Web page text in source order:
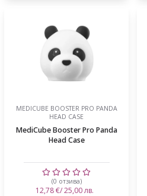
MEDICUBE BOOSTER PRO PANDA
HEAD CASE
MediCube Booster Pro Panda
Head Case
(0 отзива)
12,78 €/ 25,00 лв.